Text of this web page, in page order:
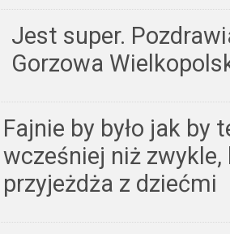
Jest super.
Gorzowa
Fajnie by było jak by
wcześniej niż
przyjeżdża z dziećmi